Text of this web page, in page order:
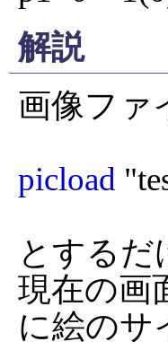
解説
画像ファ
picload
とするだ
現在の画
に絵のサ